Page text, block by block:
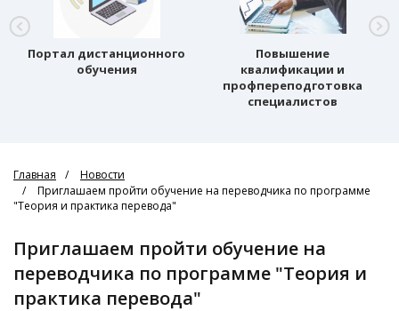
Портал дистанционного
обучения
Повышение
квалификации и
профпереподготовка
специалистов
Главная
Новости
Приглашаем пройти обучение на переводчика по программе
"Теория и практика перевода"
Приглашаем пройти обучение на
переводчика по программе "Теория и
практика перевода"